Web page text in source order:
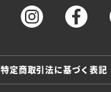
特定商取引法に基づく表記